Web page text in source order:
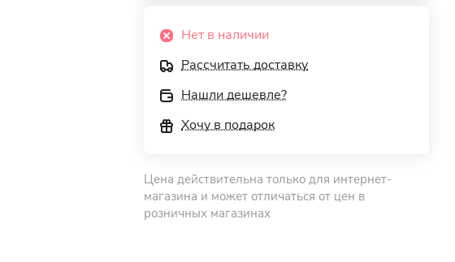
Нет в наличии
Рассчитать доставку
Нашли дешевле?
Хочу в подарок
Цена действительна только для интернет-
магазина и может отличаться от цен в
розничных магазинах